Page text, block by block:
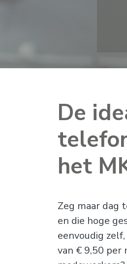
De
het
Zeg maar dag
en die hoge
eenvoudig
van € 9,50 per